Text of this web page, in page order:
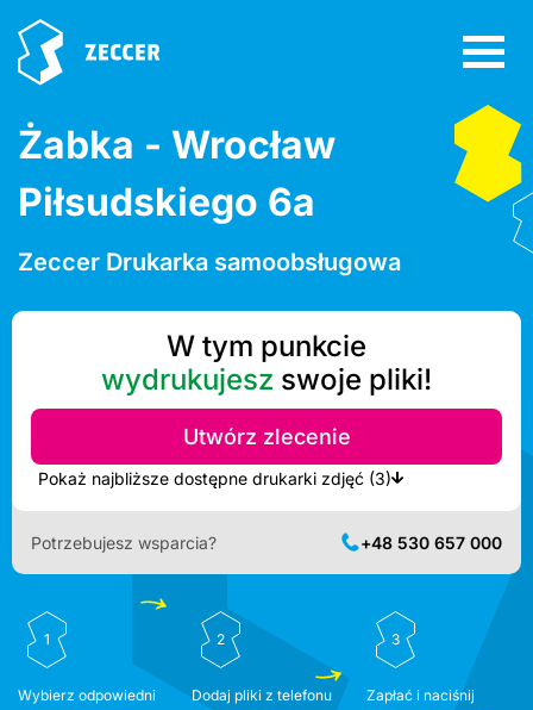
Żabka - Wrocław
Piłsudskiego 6a
Zeccer Drukarka samoobsługowa
W tym punkcie
wydrukujesz swoje pliki!
Utwórz zlecenie
Pokaż najbliższe dostępne drukarki zdjęć (3)
Potrzebujesz wsparcia? +48 530 657 000
1
Wybierz odpowiedni
2
Dodaj pliki z telefonu
3
Zapłać i naciśnij